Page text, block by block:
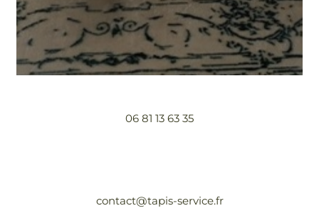
06 81 13 63 35
contact@tapis-service.fr